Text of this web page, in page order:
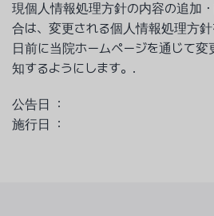
現個人情報処理方針の内容の追加
合は、変更される個人情報処理方
日前に当院ホームページを通じて
知するようにします。.
公告日 ：
施行日 ：